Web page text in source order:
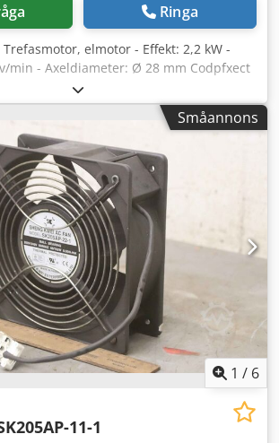
Ringa
Trefasmotor, elmotor - Effekt: 2,2 kW -
min - Axeldiameter: Ø 28 mm Codpfxect
B3 - Med extra kylfläkt -
- Mått: 410/260/H195 mm - Vikt: 20 kg
Småannons
1 / 6
11-1